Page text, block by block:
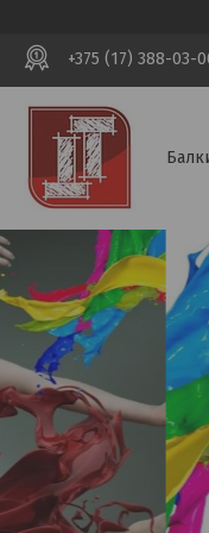
+375 (17) 388-03-